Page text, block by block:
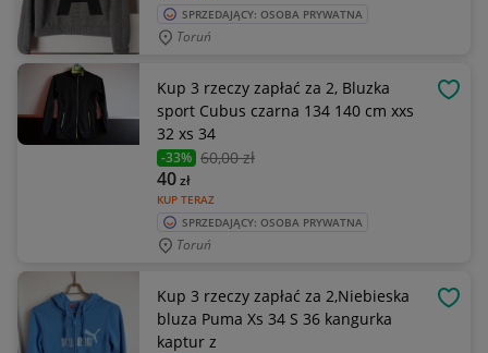
SPRZEDAJĄCY: OSOBA PRYWATNA
Toruń
Kup 3 rzeczy zapłać za 2, Bluzka
sport Cubus czarna 134 140 cm xxs
32 xs 34
-33% 60,00 zł
KUP TERAZ
40zł
SPRZEDAJĄCY: OSOBA PRYWATNA
Toruń
Kup 3 rzeczy zapłać za 2,Niebieska
bluza Puma Xs 34 S 36 kangurka
kaptur z